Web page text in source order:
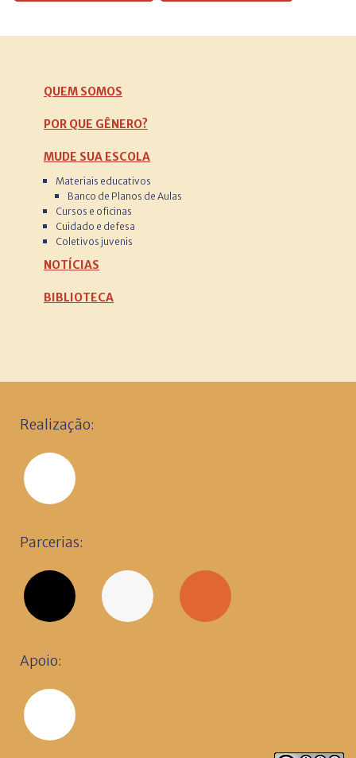
QUEM SOMOS
POR QUE GÊNERO?
MUDE SUA ESCOLA
Materiais educativos
Banco de Planos de Aulas
Cursos e oficinas
Cuidado e defesa
Coletivos juvenis
NOTÍCIAS
BIBLIOTECA
Realização:
Parcerias:
Apoio: